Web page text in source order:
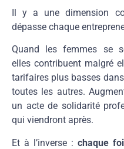
Il y a une dimension
dépasse chaque
Quand les femmes se
elles contribuent malgré
tarifaires plus basses
toutes les autres.
un acte de solidarité
qui viendront après.
Et à l’inverse : chaque